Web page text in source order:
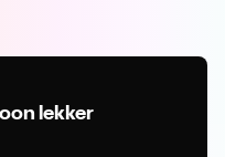
lekker